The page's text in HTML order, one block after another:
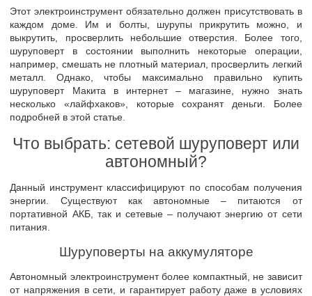
Этот электроинструмент обязательно должен присутствовать в
каждом доме. Им и болты, шурупы прикрутить можно, и
выкрутить, просверлить небольшие отверстия. Более того,
шуруповерт в состоянии выполнить некоторые операции,
например, смешать не плотный материал, просверлить легкий
металл. Однако, чтобы максимально правильно купить
шуруповерт Макита в интернет – магазине, нужно знать
несколько «лайфхаков», которые сохранят деньги. Более
подробней в этой статье.
Что выбрать: сетевой шуруповерт или
автономный?
Данный инструмент классифицируют по способам получения
энергии. Существуют как автономные – питаются от
портативной АКБ, так и сетевые – получают энергию от сети
питания.
Шуруповерты на аккумуляторе
Автономный электроинструмент более компактный, не зависит
от напряжения в сети, и гарантирует работу даже в условиях